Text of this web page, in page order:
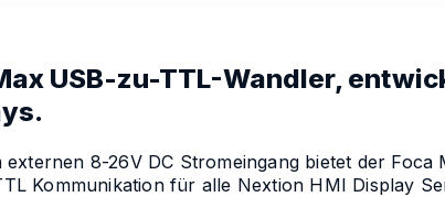
USB-zu-TTL-Wandler,
externen 8-26V DC Stromeingang bietet der
Kommunikation für alle Nextion HMI Display